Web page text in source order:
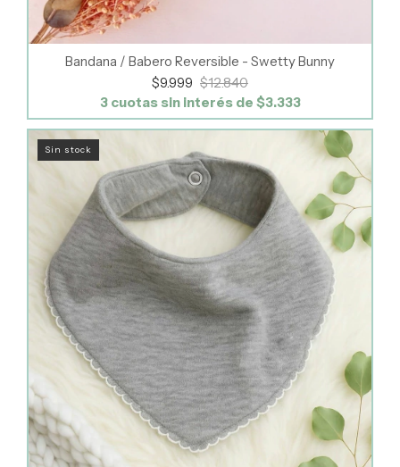
Bandana / Babero Reversible - Swetty Bunny
$9.999 $12.840
3 cuotas sin interés de $3.333
Sin stock